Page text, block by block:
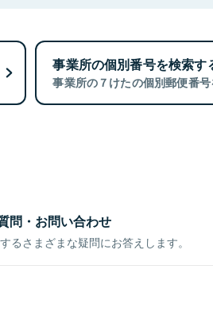
事業所の個別番号を検索す
事業所の７けたの個別郵便番号
問・お問い合わせ
るさまざまな疑問にお答えします。